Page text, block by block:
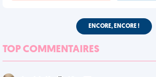
ENCORE, ENCORE !
TOP COMMENTAIRES